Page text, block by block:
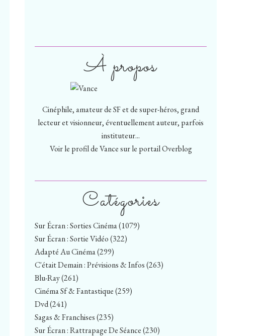
Catégories
Sur Écran : Sorties Cinéma(1079)
Sur Écran : Sortie Vidéo(322)
Adapté Au Cinéma(299)
C'était Demain : Prévisions & Infos(263)
Blu-Ray(261)
Cinéma Sf & Fantastique(259)
Dvd(241)
Sagas & Franchises(235)
Sur Écran : Rattrapage De Séance(230)
À propos
Cinéphile, amateur de SF et de super-héros, grand
lecteur et visionneur, éventuellement auteur, parfois
instituteur...
Voir le profil deVancesur le portail Overblog